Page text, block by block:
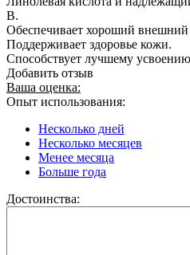
В.
Обеспечивает хороший внешний
Поддерживает здоровье кожи.
Способствует лучшему
Добавить отзыв
Ваша оценка:
Опыт использования:
Несколько дней
Несколько месяцев
Менее месяца
Больше года
Достоинства: